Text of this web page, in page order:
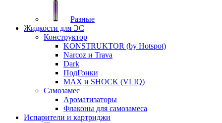
Разные
Жидкости для ЭС
Конструктор
KONSTRUKTOR (by Hotspot)
Narcoz и Trava
Dark
ПодГонки
MAX и SHOCK (VLIQ)
Самозамес
Ароматизаторы
Флаконы для самозамеса
Испарители и картриджи